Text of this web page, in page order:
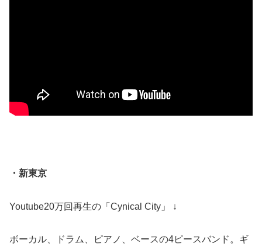
・新東京
Youtube20万回再生の「Cynical City」 ↓
ボーカル、ドラム、ピアノ、ベースの4ピースバンド。ギ